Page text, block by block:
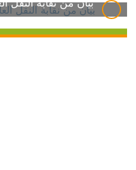
بيان من نقابة النقل